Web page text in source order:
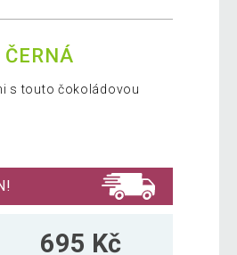
s touto čokoládovou
695 Kč